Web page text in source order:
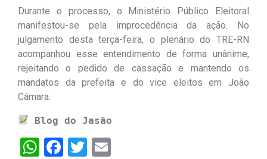
Durante o processo, o Ministério Público Eleitoral
manifestou-se pela improcedência da ação. No
julgamento desta terça-feira, o plenário do TRE-RN
acompanhou esse entendimento de forma unânime,
rejeitando o pedido de cassação e mantendo os
mandatos da prefeita e do vice eleitos em João
Câmara.
Blog do Jasão
WhatsApp
Facebook
Twitter